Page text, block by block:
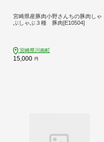
宮崎県産豚肉小野さんちの豚肉しゃ
ぶしゃぶ３種 豚肉[E10504]
宮崎県川南町
15,000 円